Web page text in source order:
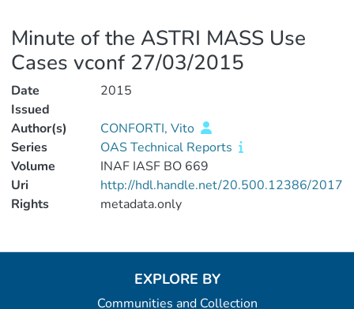
Minute of the ASTRI MASS Use
Cases vconf 27/03/2015
Date
Issued
2015
Author(s)
CONFORTI, Vito
Series
OAS Technical Reports
Volume
INAF IASF BO 669
Uri
http://hdl.handle.net/20.500.12386/2017
Rights
metadata.only
EXPLORE BY
Communities and Collection